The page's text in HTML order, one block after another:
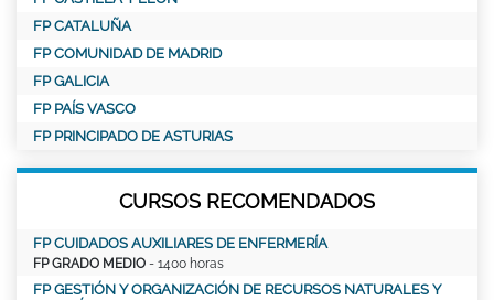
FP CATALUÑA
FP COMUNIDAD DE MADRID
FP GALICIA
FP PAÍS VASCO
FP PRINCIPADO DE ASTURIAS
CURSOS RECOMENDADOS
FP CUIDADOS AUXILIARES DE ENFERMERÍA
FP GRADO MEDIO - 1400 horas
FP GESTIÓN Y ORGANIZACIÓN DE RECURSOS NATURALES Y